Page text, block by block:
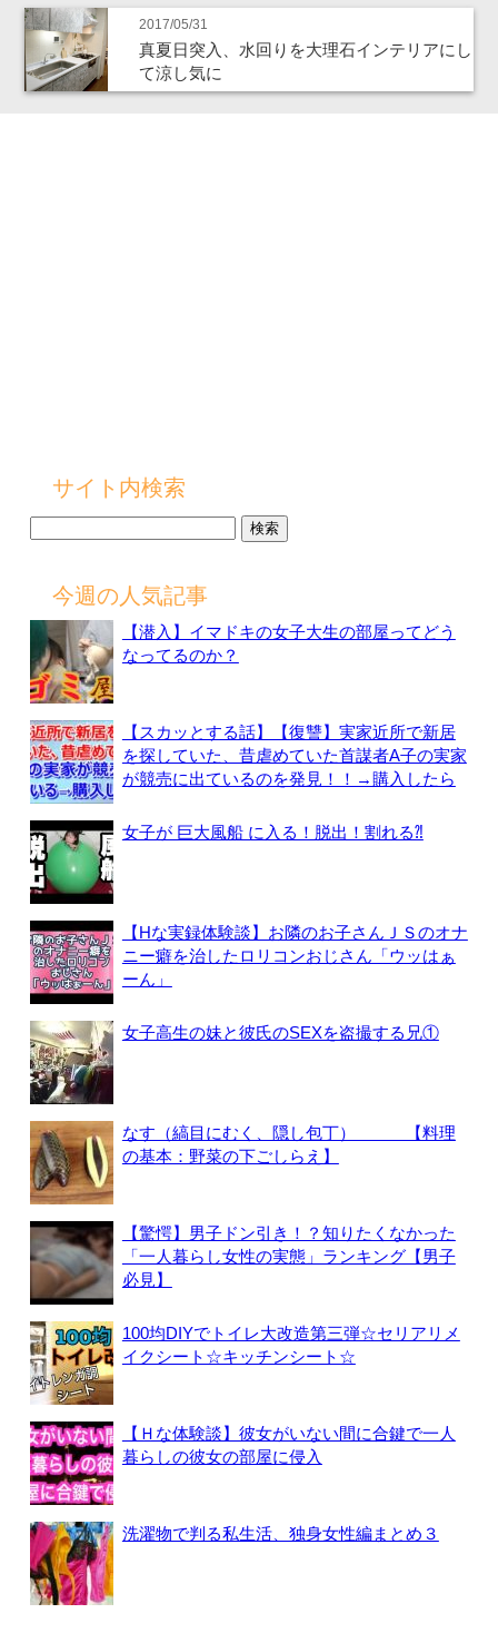
2017/05/31
真夏日突入、水回りを大理石インテリアにし
て涼し気に
サイト内検索
今週の人気記事
【潜入】イマドキの女子大生の部屋ってどう
なってるのか？
【スカッとする話】【復讐】実家近所で新居
を探していた、昔虐めていた首謀者A子の実家
が競売に出ているのを発見！！→購入したら
女子が 巨大風船 に入る！脱出！割れる⁈
【Hな実録体験談】お隣のお子さんＪＳのオナ
ニー癖を治したロリコンおじさん「ウッはぁ
ーん」
女子高生の妹と彼氏のSEXを盗撮する兄①
なす（縞目にむく、隠し包丁） 【料理
の基本：野菜の下ごしらえ】
【驚愕】男子ドン引き！？知りたくなかった
「一人暮らし女性の実態」ランキング【男子
必見】
100均DIYでトイレ大改造第三弾☆セリアリメ
イクシート☆キッチンシート☆
【Ｈな体験談】彼女がいない間に合鍵で一人
暮らしの彼女の部屋に侵入
洗濯物で判る私生活、独身女性編まとめ３